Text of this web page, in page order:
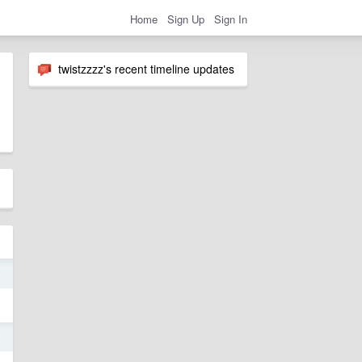
Home Sign Up Sign In
twistzzzz's recent timeline updates